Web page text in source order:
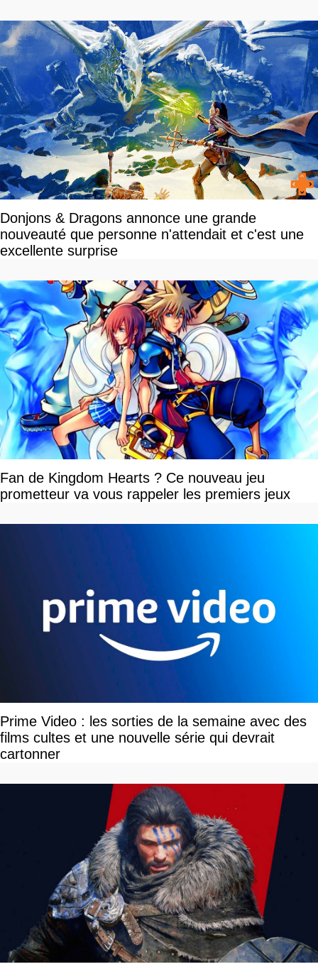
Donjons & Dragons annonce une grande
nouveauté que personne n'attendait et c'est une
excellente surprise
Fan de Kingdom Hearts ? Ce nouveau jeu
prometteur va vous rappeler les premiers jeux
Prime Video : les sorties de la semaine avec des
films cultes et une nouvelle série qui devrait
cartonner